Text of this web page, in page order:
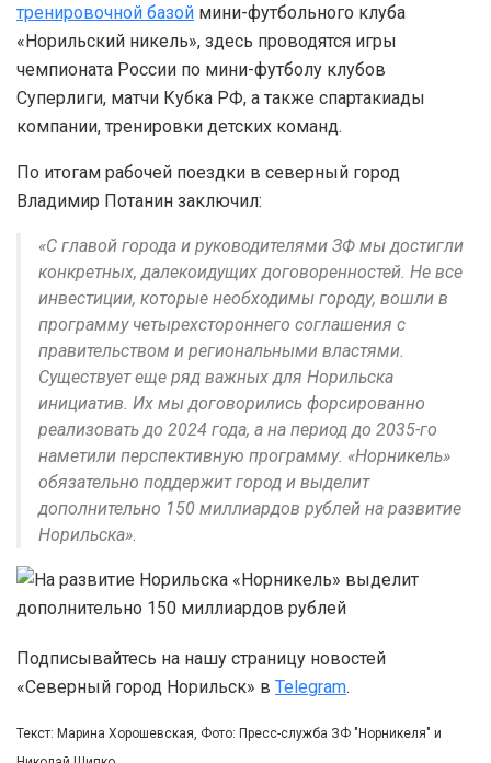
тренировочной базой мини-футбольного клуба
«Норильский никель», здесь проводятся игры
чемпионата России по мини-футболу клубов
Суперлиги, матчи Кубка РФ, а также спартакиады
компании, тренировки детских команд.
По итогам рабочей поездки в северный город
Владимир Потанин заключил:
«С главой города и руководителями ЗФ мы достигли
конкретных, далекоидущих договоренностей. Не все
инвестиции, которые необходимы городу, вошли в
программу четырехстороннего соглашения с
правительством и региональными властями.
Существует еще ряд важных для Норильска
инициатив. Их мы договорились форсированно
реализовать до 2024 года, а на период до 2035-го
наметили перспективную программу. «Норникель»
обязательно поддержит город и выделит
дополнительно 150 миллиардов рублей на развитие
Норильска».
Подписывайтесь на нашу страницу новостей
«Северный город Норильск» в Telegram.
Текст: Марина Хорошевская, Фото: Пресс-служба ЗФ "Норникеля" и